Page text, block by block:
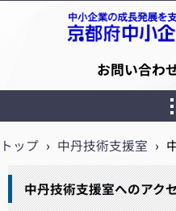
京都府中小企業技術センター
お問い合わ
トップ › 中丹技術支援室 ›
中丹技術支援室へのアク